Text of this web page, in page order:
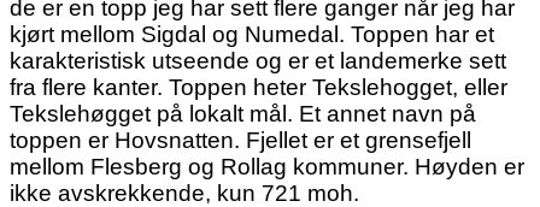
de er en topp jeg har sett flere ganger når jeg har
kjørt mellom Sigdal og Numedal. Toppen har et
karakteristisk utseende og er et landemerke sett
fra flere kanter. Toppen heter Tekslehogget, eller
Tekslehøgget på lokalt mål. Et annet navn på
toppen er Hovsnatten. Fjellet er et grensefjell
mellom Flesberg og Rollag kommuner. Høyden er
ikke avskrekkende, kun 721 moh.